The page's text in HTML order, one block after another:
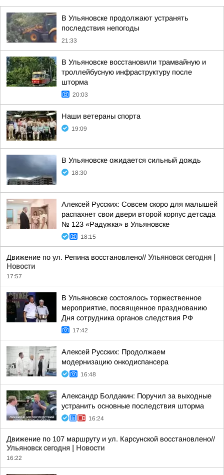
В Ульяновске продолжают устранять
последствия непогоды
21:33
В Ульяновске восстановили трамвайную и
троллейбусную инфраструктуру после
шторма
20:03
Наши ветераны спорта
19:09
В Ульяновске ожидается сильный дождь
18:30
Алексей Русских: Совсем скоро для малышей
распахнет свои двери второй корпус детсада
№ 123 «Радужка» в Ульяновске
18:15
Движение по ул. Репина восстановлено// Ульяновск сегодня |
Новости
17:57
В Ульяновске состоялось торжественное
мероприятие, посвященное празднованию
Дня сотрудника органов следствия РФ
17:42
Алексей Русских: Продолжаем
модернизацию онкодиспансера
16:48
Александр Болдакин: Поручил за выходные
устранить основные последствия шторма
16:24
Движение по 107 маршруту и ул. Карсунской восстановлено//
Ульяновск сегодня | Новости
16:22